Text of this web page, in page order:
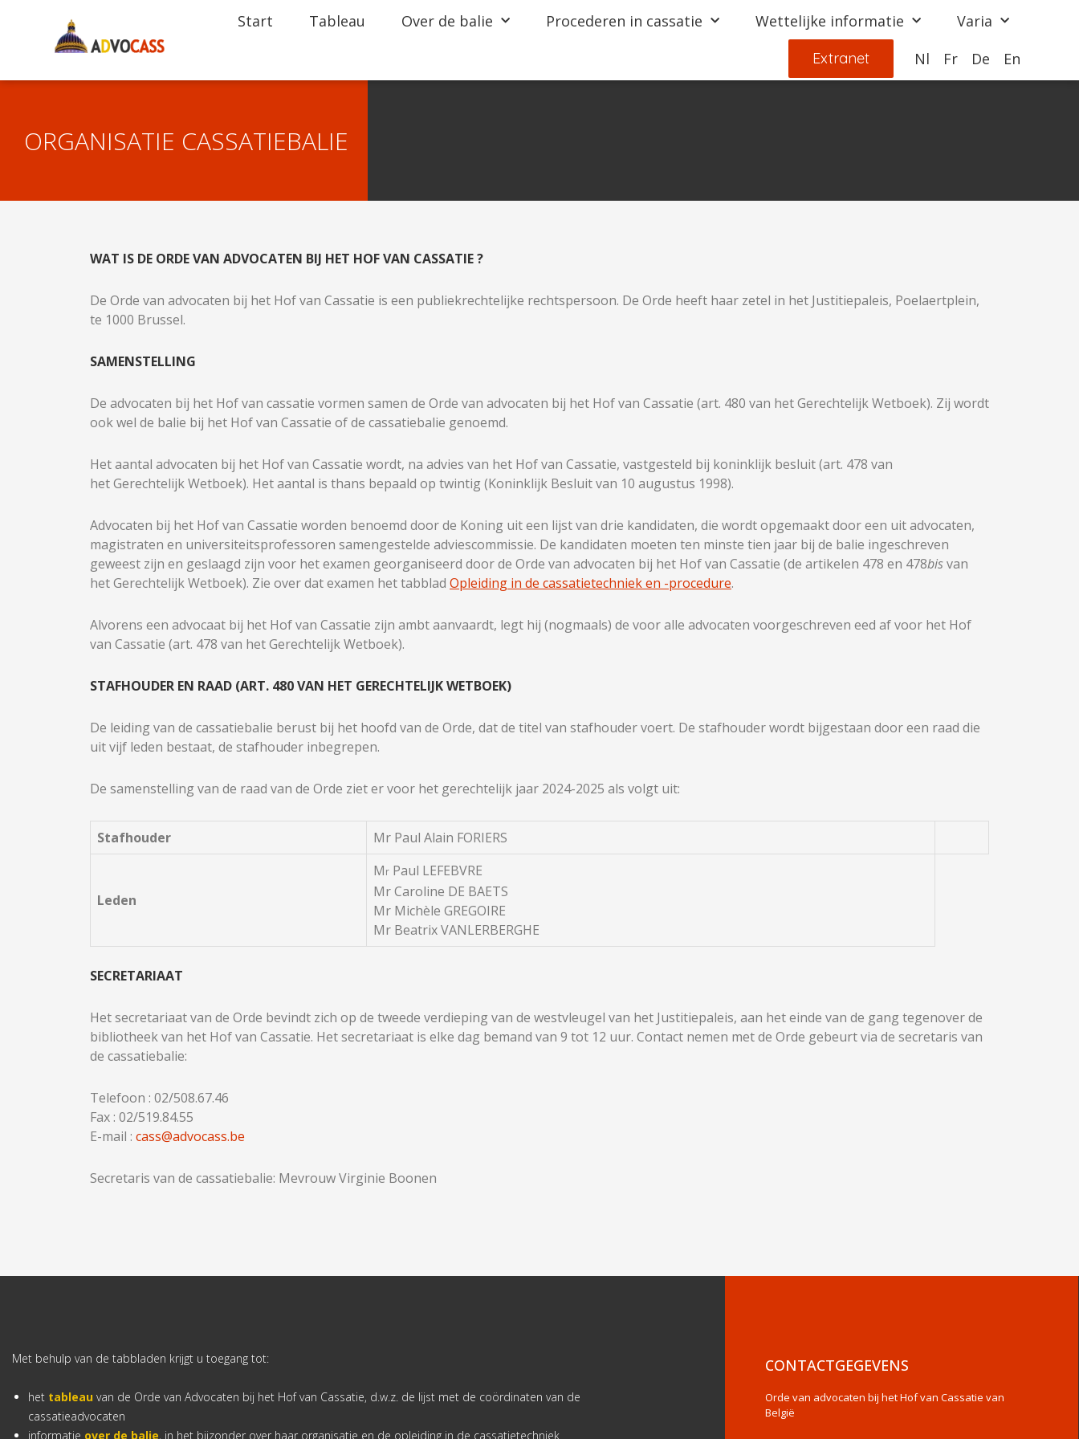
Start Tableau Over de balie Procederen in cassatie Wettelijke informatie Varia
Extranet Nl Fr De En
ORGANISATIE CASSATIEBALIE
WAT IS DE ORDE VAN ADVOCATEN BIJ HET HOF VAN CASSATIE ?
De Orde van advocaten bij het Hof van Cassatie is een publiekrechtelijke rechtspersoon. De Orde heeft haar zetel in het Justitiepaleis, Poelaertplein,
te 1000 Brussel.
SAMENSTELLING
De advocaten bij het Hof van cassatie vormen samen de Orde van advocaten bij het Hof van Cassatie (art. 480 van het Gerechtelijk Wetboek). Zij wordt
ook wel de balie bij het Hof van Cassatie of de cassatiebalie genoemd.
Het aantal advocaten bij het Hof van Cassatie wordt, na advies van het Hof van Cassatie, vastgesteld bij koninklijk besluit (art. 478 van
het Gerechtelijk Wetboek). Het aantal is thans bepaald op twintig (Koninklijk Besluit van 10 augustus 1998).
Advocaten bij het Hof van Cassatie worden benoemd door de Koning uit een lijst van drie kandidaten, die wordt opgemaakt door een uit advocaten,
magistraten en universiteitsprofessoren samengestelde adviescommissie. De kandidaten moeten ten minste tien jaar bij de balie ingeschreven
geweest zijn en geslaagd zijn voor het examen georganiseerd door de Orde van advocaten bij het Hof van Cassatie (de artikelen 478 en 478bisvan
het Gerechtelijk Wetboek). Zie over dat examen het tabblad Opleiding in de cassatietechniek en -procedure.
Alvorens een advocaat bij het Hof van Cassatie zijn ambt aanvaardt, legt hij (nogmaals) de voor alle advocaten voorgeschreven eed af voor het Hof
van Cassatie (art. 478 van het Gerechtelijk Wetboek).
STAFHOUDER EN RAAD (ART. 480 VAN HET GERECHTELIJK WETBOEK)
De leiding van de cassatiebalie berust bij het hoofd van de Orde, dat de titel van stafhouder voert. De stafhouder wordt bijgestaan door een raad die
uit vijf leden bestaat, de stafhouder inbegrepen.
De samenstelling van de raad van de Orde ziet er voor het gerechtelijk jaar 2024-2025 als volgt uit:
Stafhouder Mr Paul Alain FORIERS
Leden
Mr Paul LEFEBVRE
Mr Caroline DE BAETS
Mr Michèle GREGOIRE
Mr Beatrix VANLERBERGHE
SECRETARIAAT
Het secretariaat van de Orde bevindt zich op de tweede verdieping van de westvleugel van het Justitiepaleis, aan het einde van de gang tegenover de
bibliotheek van het Hof van Cassatie. Het secretariaat is elke dag bemand van 9 tot 12 uur. Contact nemen met de Orde gebeurt via de secretaris van
de cassatiebalie:
Telefoon : 02/508.67.46
Fax : 02/519.84.55
E-mail : cass@advocass.be
Secretaris van de cassatiebalie: Mevrouw Virginie Boonen
Met behulp van de tabbladen krijgt u toegang tot:
het tableau van de Orde van Advocaten bij het Hof van Cassatie, d.w.z. de lijst met de coördinaten van de
cassatieadvocaten
informatie over de balie, in het bijzonder over haar organisatie en de opleiding in de cassatietechniek
CONTACTGEGEVENS
Orde van advocaten bij het Hof van Cassatie van
België